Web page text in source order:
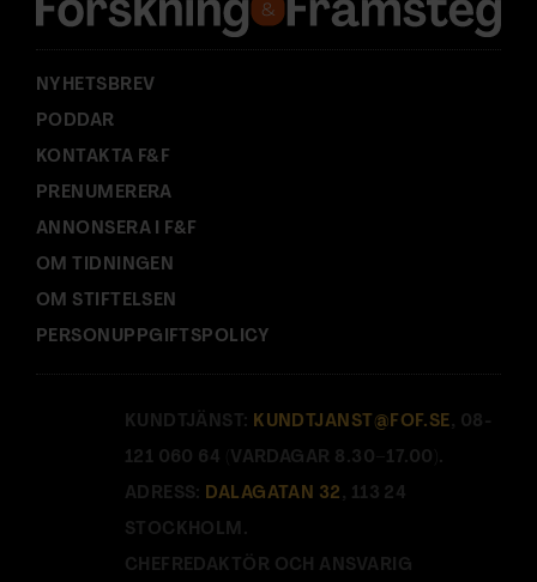
:
NYHETSBREV
PODDAR
KONTAKTA F&F
PRENUMERERA
ANNONSERA I F&F
OM TIDNINGEN
OM STIFTELSEN
PERSONUPPGIFTSPOLICY
KUNDTJÄNST: KUNDTJANST@FOF.SE , 08-
121 060 64 (VARDAGAR 8.30–17.00).
ADRESS: DALAGATAN 32 , 113 24
STOCKHOLM.
CHEFREDAKTÖR OCH ANSVARIG